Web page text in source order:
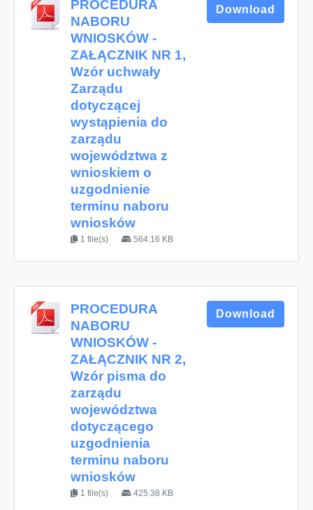
PROCEDURA
NABORU
WNIOSKÓW -
ZAŁĄCZNIK NR 1,
Wzór uchwały
Zarządu
dotyczącej
wystąpienia do
zarządu
województwa z
wnioskiem o
uzgodnienie
terminu naboru
wniosków
1 file(s) 564.16 KB
Download
PROCEDURA
NABORU
WNIOSKÓW -
ZAŁĄCZNIK NR 2,
Wzór pisma do
zarządu
województwa
dotyczącego
uzgodnienia
terminu naboru
wniosków
1 file(s) 425.38 KB
Download